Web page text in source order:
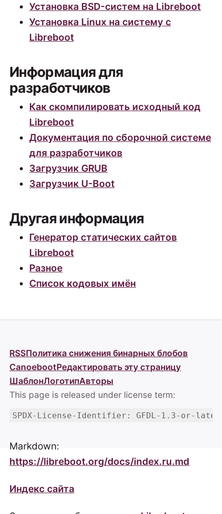
Установка BSD-систем на Libreboot
Установка Linux на систему с
Libreboot
Информация для
разработчиков
Как скомпилировать исходный код
Libreboot
Документация по сборочной системе
для разработчиков
Загрузчик GRUB
Загрузчик U-Boot
Другая информация
Генератор статических сайтов
Libreboot
Разное
Список кодовых имён
RSSПолитика снижения бинарных блобов
CanoebootРедактировать эту страницу
ШаблонЛоготипАвторы
This page is released under license term:
SPDX-License-Identifier: GFDL-1.3-or-later
Markdown:
https://libreboot.org/docs/index.ru.md
Индекс сайта